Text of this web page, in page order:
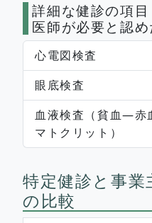
詳細な健診の項目
医師が必要と認め
心電図検査
眼底検査
血液検査（貧血―赤
マトクリット）
特定健診と事業
の比較